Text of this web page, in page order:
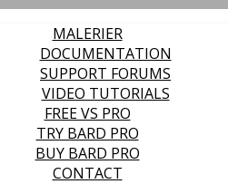
MALERIER
DOCUMENTATION
SUPPORT FORUMS
VIDEO TUTORIALS
FREE VS PRO
TRY BARD PRO
BUY BARD PRO
CONTACT